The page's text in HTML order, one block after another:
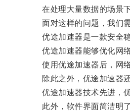
在处理大量数据的场景下
面对这样的问题，我们需
优途加速器是一款安全稳
优途加速器能够优化网络
使用优途加速器后，网络
除此之外，优途加速器还
优途加速器技术先进，优
此外，软件界面简洁明了